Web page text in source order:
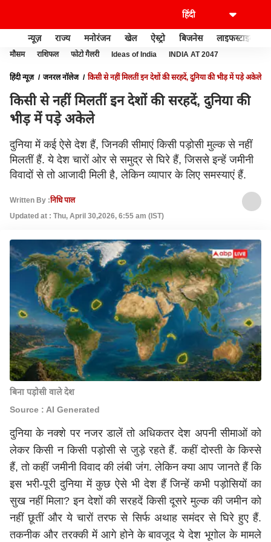
न्यूज़ राज्य मनोरंजन खेल ऐस्ट्रो बिजनेस लाइफस्टाइल
मौसम राशिफल फोटो गैलरी Ideas of India INDIA AT 2047
हिंदी न्यूज़ जनरल नॉलेज किसी से नहीं मिलतीं इन देशों की सरहदें, दुनिया की भीड़ में पड़े अकेले
किसी से नहीं मिलतीं इन देशों की सरहदें, दुनिया की
भीड़ में पड़े अकेले
दुनिया में कई ऐसे देश हैं, जिनकी सीमाएं किसी पड़ोसी मुल्क से नहीं
मिलतीं हैं. ये देश चारों ओर से समुद्र से घिरे हैं, जिससे इन्हें जमीनी
विवादों से तो आजादी मिली है, लेकिन व्यापार के लिए समस्याएं हैं.
Written By :निधि पाल
Updated at : Thu, April 30,2026, 6:55 am (IST)
बिना पड़ोसी वाले देश
Source : AI Generated
दुनिया के नक्शे पर नजर डालें तो अधिकतर देश अपनी सीमाओं को
लेकर किसी न किसी पड़ोसी से जुड़े रहते हैं. कहीं दोस्ती के किस्से
हैं, तो कहीं जमीनी विवाद की लंबी जंग. लेकिन क्या आप जानते हैं कि
इस भरी-पूरी दुनिया में कुछ ऐसे भी देश हैं जिन्हें कभी पड़ोसियों का
सुख नहीं मिला? इन देशों की सरहदें किसी दूसरे मुल्क की जमीन को
नहीं छूतीं और ये चारों तरफ से सिर्फ अथाह समंदर से घिरे हुए हैं.
तकनीक और तरक्की में आगे होने के बावजूद ये देश भूगोल के मामले